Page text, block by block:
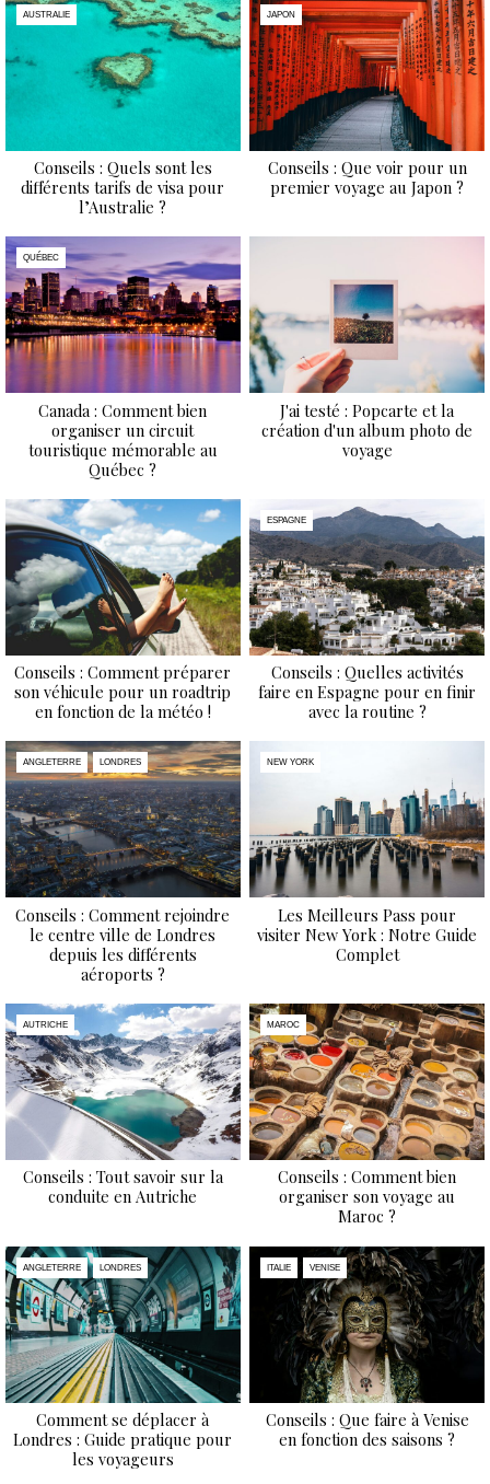
AUSTRALIE
Conseils : Quels sont les
différents tarifs de visa pour
l’Australie ?
JAPON
Conseils : Que voir pour un
premier voyage au Japon ?
QUÉBEC
Canada : Comment bien
organiser un circuit
touristique mémorable au
Québec ?
J'ai testé : Popcarte et la
création d'un album photo de
voyage
Conseils : Comment préparer
son véhicule pour un roadtrip
en fonction de la météo !
ESPAGNE
Conseils : Quelles activités
faire en Espagne pour en finir
avec la routine ?
ANGLETERRE LONDRES
Conseils : Comment rejoindre
le centre ville de Londres
depuis les différents
aéroports ?
NEW YORK
Les Meilleurs Pass pour
visiter New York : Notre Guide
Complet
AUTRICHE
Conseils : Tout savoir sur la
conduite en Autriche
MAROC
Conseils : Comment bien
organiser son voyage au
Maroc ?
ANGLETERRE LONDRES
Comment se déplacer à
Londres : Guide pratique pour
les voyageurs
ITALIE VENISE
Conseils : Que faire à Venise
en fonction des saisons ?